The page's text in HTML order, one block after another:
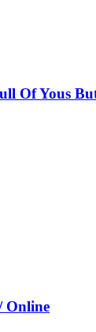
Of Yous
Online